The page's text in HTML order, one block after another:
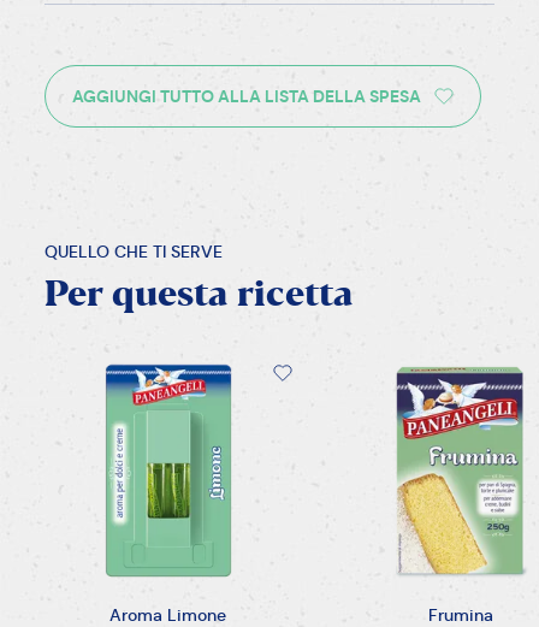
AGGIUNGI TUTTO ALLA LISTA DELLA SPESA
QUELLO CHE TI SERVE
Per questa ricetta
Aroma Limone Frumina